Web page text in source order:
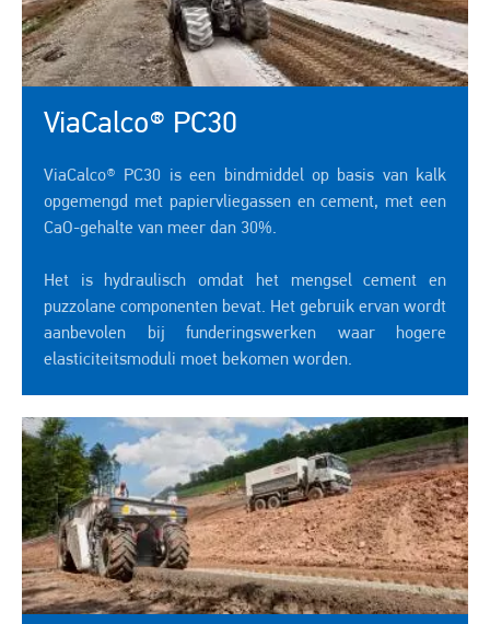
ViaCalco® PC30
ViaCalco® PC30 is een bindmiddel op basis van kalk
opgemengd met papiervliegassen en cement, met een
CaO-gehalte van meer dan 30%.
Het is hydraulisch omdat het mengsel cement en
puzzolane componenten bevat. Het gebruik ervan wordt
aanbevolen bij funderingswerken waar hogere
elasticiteitsmoduli moet bekomen worden.